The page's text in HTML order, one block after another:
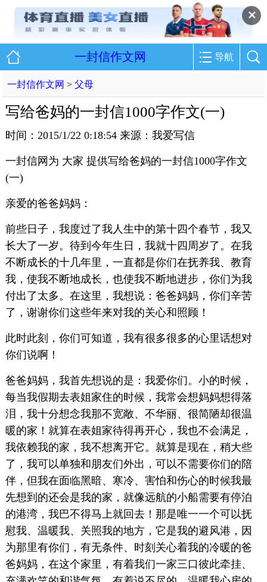
✕
一封信作文网 导航
一封信作文网 >父母
写给爸妈的一封信1000字作文(一)
时间：2015/1/22 0:18:54 来源：我爱写信
一封信网为 大家 提供写给爸妈的一封信1000字作文
(一)
亲爱的爸爸妈妈：
前些日子，我度过了我人生中的第十四个春节，我又
长大了一岁。待到今年生日，我就十四周岁了。在我
不断成长的十几年里，一直都是你们在抚养我、教育
我，使我不断地成长，也使我不断地进步，你们为我
付出了太多。在这里，我想说：爸爸妈妈，你们辛苦
了，谢谢你们这些年来对我的关心和照顾！
此时此刻，你们可知道，我有很多很多的心里话想对
你们说啊！
爸爸妈妈，我首先想说的是：我爱你们。小的时候，
每当我假期去表姐家住的时候，我常会想妈妈想得落
泪，我十分想念我那不宽敞、不华丽、很简陋却很温
暖的家！就算在表姐家待得再开心，我也不会满足，
我依赖我的家，我不想离开它。就算是现在，稍大些
了，我可以单独和朋友们外出，可以不需要你们的陪
伴，但我在面临黑暗、寒冷、害怕和伤心的时候我最
先想到的还会是我的家，就像远航的小船需要有停泊
的港湾，我巴不得马上就回去！那是唯一一个可以抚
慰我、温暖我、关照我的地方，它是我的避风港，因
为那里有你们，有无条件、时刻关心着我的冷暖的爸
爸妈妈，在这个家里，有着我们一家三口彼此牵挂、